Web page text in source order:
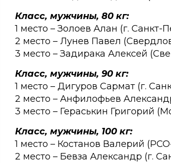
Класс, мужчины, 80 кг:
1 место – Золоев Алан (г. Санкт-
2 место – Лунев Павел
3 место – Задирака Алексей
Класс, мужчины, 90 кг:
1 место – Дигуров Сармат (г.
2 место – Анфилофьев
3 место – Гераськин Григорий
Класс, мужчины, 100 кг:
1 место – Костанов Валерий
2 место – Бевза Александр (г.